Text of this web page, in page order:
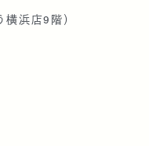
浜店9階）